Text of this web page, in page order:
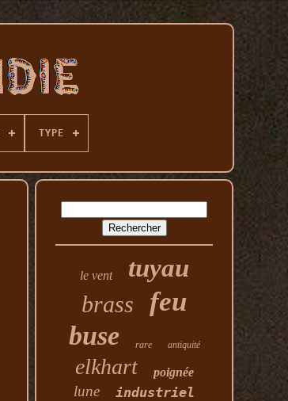
TYPE
le vent tuyau
brass feu
buse rare antiquité
elkhart poignée
lune industriel